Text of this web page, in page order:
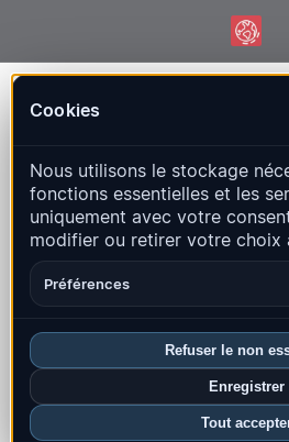
Cookies
Nous utilisons le stockage
fonctions essentielles et les
uniquement avec votre
modifier ou retirer votre choix
Préférences
Refuser le non
Enregistrer
Tout
Carte en direct, statistiques et
Ouvrir la carte historique
Aperçu
FAQ
Séismes ce mois-ci
7
Dernier UTC : 2026-08-07 06:46:18